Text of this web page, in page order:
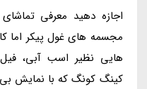
اجازه دهید معرفی
مجسمه های غول پیکر اما
هایی نظیر اسب آبی،
کینگ کونگ که با نمایش بی